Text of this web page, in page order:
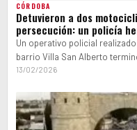
CÓRDOBA
Detuvieron a dos
persecución: un policía
Un operativo policial
barrio Villa San Alberto
13/02/2026